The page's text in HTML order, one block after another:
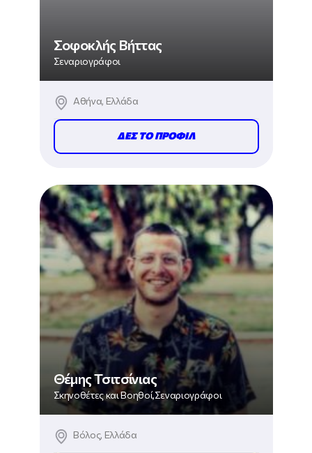
Σοφοκλής Βήττας
Σεναριογράφοι
Αθήνα, Ελλάδα
ΔΕΣ ΤΟ ΠΡΟΦΙΛ
Θέμης Τσιτσίνιας
Σκηνοθέτες και Βοηθοί,Σεναριογράφοι
Βόλος, Ελλάδα